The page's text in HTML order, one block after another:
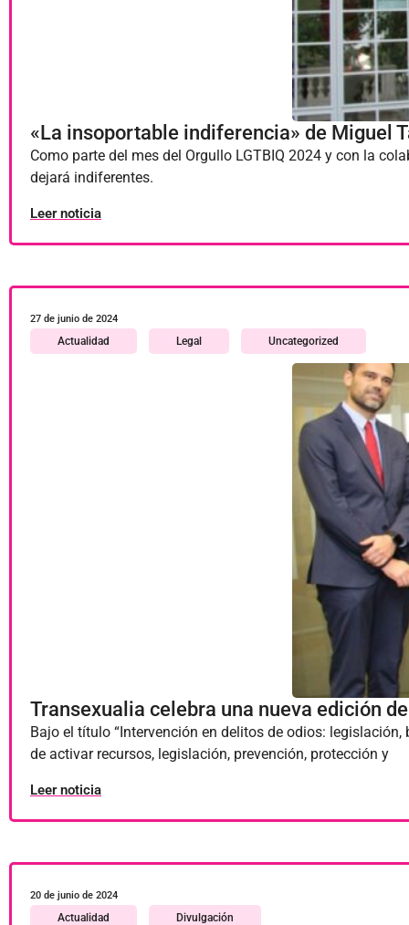
«La insoportable indiferencia» de Miguel
Como parte del mes del Orgullo LGTBIQ 2024 y con la
dejará indiferentes.
Leer noticia
27 de junio de 2024
Actualidad Legal Uncategorized
Transexualia celebra una nueva edición
Bajo el título “Intervención en delitos de odios:
de activar recursos, legislación, prevención, protección y
Leer noticia
20 de junio de 2024
Actualidad Divulgación